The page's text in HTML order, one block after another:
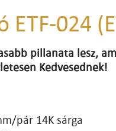
ETF-024
pillanata lesz,
Kedvesednek!
pár 14K sárga